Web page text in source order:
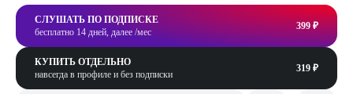
СЛУШАТЬ ПО ПОДПИСКЕ
бесплатно 14 дней, далее /мес
399 ₽
КУПИТЬ ОТДЕЛЬНО
навсегда в профиле и без подписки
319 ₽